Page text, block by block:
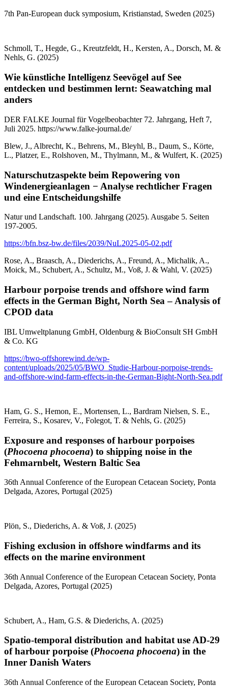
7th Pan-European duck symposium, Kristianstad, Sweden (2025)
Schmoll, T., Hegde, G., Kreutzfeldt, H., Kersten, A., Dorsch, M. &
Nehls, G. (2025)
Wie künstliche Intelligenz Seevögel auf See
entdecken und bestimmen lernt: Seawatching mal
anders
DER FALKE Journal für Vogelbeobachter 72. Jahrgang, Heft 7,
Juli 2025. https://www.falke-journal.de/
Blew, J., Albrecht, K., Behrens, M., Bleyhl, B., Daum, S., Körte,
L., Platzer, E., Rolshoven, M., Thylmann, M., & Wulfert, K. (2025)
Naturschutzaspekte beim Repowering von
Windenergieanlagen − Analyse rechtlicher Fragen
und eine Entscheidungshilfe
Natur und Landschaft. 100. Jahrgang (2025). Ausgabe 5. Seiten
197-2005.
https://bfn.bsz-bw.de/files/2039/NuL2025-05-02.pdf
Rose, A., Braasch, A., Diederichs, A., Freund, A., Michalik, A.,
Moick, M., Schubert, A., Schultz, M., Voß, J. & Wahl, V. (2025)
Harbour porpoise trends and offshore wind farm
effects in the German Bight, North Sea – Analysis of
CPOD data
IBL Umweltplanung GmbH, Oldenburg & BioConsult SH GmbH
& Co. KG
https://bwo-offshorewind.de/wp-
content/uploads/2025/05/BWO_Studie-Harbour-porpoise-trends-
and-offshore-wind-farm-effects-in-the-German-Bight-North-Sea.pdf
Ham, G. S., Hemon, E., Mortensen, L., Bardram Nielsen, S. E.,
Ferreira, S., Kosarev, V., Folegot, T. & Nehls, G. (2025)
Exposure and responses of harbour porpoises
(Phocoena phocoena) to shipping noise in the
Fehmarnbelt, Western Baltic Sea
36th Annual Conference of the European Cetacean Society, Ponta
Delgada, Azores, Portugal (2025)
Plön, S., Diederichs, A. & Voß, J. (2025)
Fishing exclusion in offshore windfarms and its
effects on the marine environment
36th Annual Conference of the European Cetacean Society, Ponta
Delgada, Azores, Portugal (2025)
Schubert, A., Ham, G.S. & Diederichs, A. (2025)
Spatio-temporal distribution and habitat use AD-29
of harbour porpoise (Phocoena phocoena) in the
Inner Danish Waters
36th Annual Conference of the European Cetacean Society, Ponta